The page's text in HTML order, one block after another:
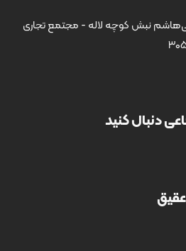
نبش کوچه لاله - مجتمع تجاری
دنبال کنید